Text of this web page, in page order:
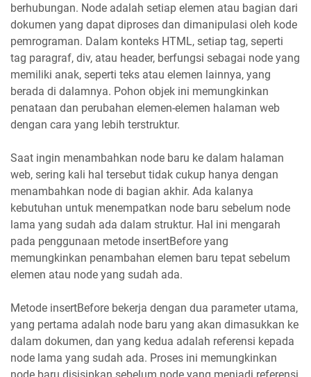
berhubungan. Node adalah setiap elemen atau bagian dari
dokumen yang dapat diproses dan dimanipulasi oleh kode
pemrograman. Dalam konteks HTML, setiap tag, seperti
tag paragraf, div, atau header, berfungsi sebagai node yang
memiliki anak, seperti teks atau elemen lainnya, yang
berada di dalamnya. Pohon objek ini memungkinkan
penataan dan perubahan elemen-elemen halaman web
dengan cara yang lebih terstruktur.
Saat ingin menambahkan node baru ke dalam halaman
web, sering kali hal tersebut tidak cukup hanya dengan
menambahkan node di bagian akhir. Ada kalanya
kebutuhan untuk menempatkan node baru sebelum node
lama yang sudah ada dalam struktur. Hal ini mengarah
pada penggunaan metode insertBefore yang
memungkinkan penambahan elemen baru tepat sebelum
elemen atau node yang sudah ada.
Metode insertBefore bekerja dengan dua parameter utama,
yang pertama adalah node baru yang akan dimasukkan ke
dalam dokumen, dan yang kedua adalah referensi kepada
node lama yang sudah ada. Proses ini memungkinkan
node baru disisipkan sebelum node yang menjadi referensi